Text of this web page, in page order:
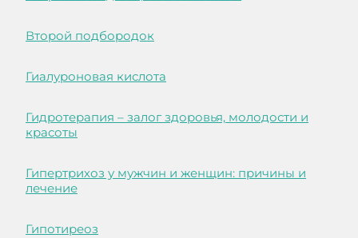
Второй подбородок
Гиалуроновая кислота
Гидротерапия – залог здоровья, молодости и
красоты
Гипертрихоз у мужчин и женщин: причины и
лечение
Гипотиреоз